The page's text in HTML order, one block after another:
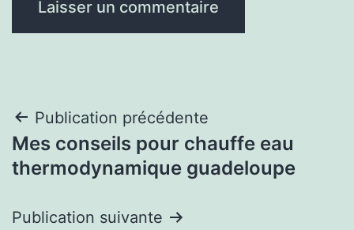
Navigation
de
Publication précédente
Mes conseils pour chauffe eau
thermodynamique guadeloupe
Publication suivante